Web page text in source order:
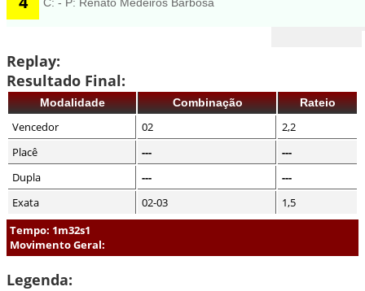
Replay:
Resultado Final:
Modalidade Combinação Rateio
Vencedor 02
2,2
Placê
---
---
Dupla
---
---
Exata
02-03
1,5
Tempo: 1m32s1
Movimento Geral:
Legenda: